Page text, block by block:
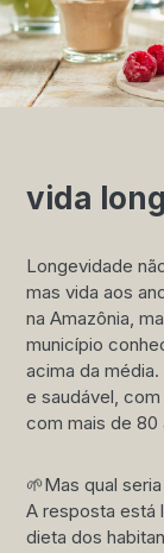
vida
Longevidade
mas vida aos
na Amazônia,
município
acima da
e saudável,
com mais de 80
🌱Mas qual
A resposta está
dieta dos